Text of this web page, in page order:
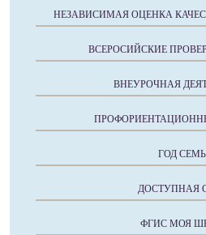
НЕЗАВИСИМАЯ ОЦЕНКА
ВСЕРОСИЙСКИЕ
ВНЕУРОЧНАЯ
ГОД
ДОСТУПНАЯ
ФГИС МОЯ